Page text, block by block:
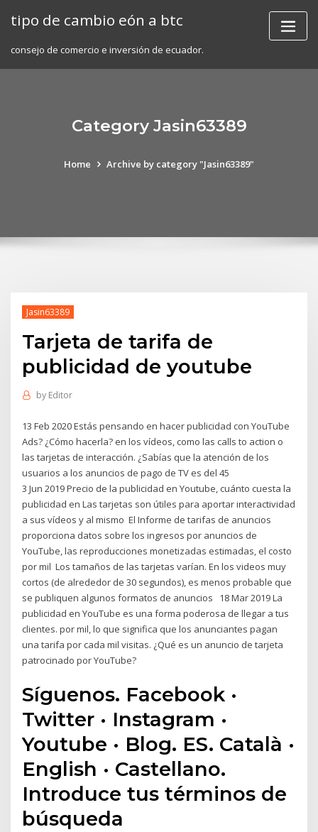
tipo de cambio eón a btc
consejo de comercio e inversión de ecuador.
Category Jasin63389
Home Archive by category "Jasin63389"
Jasin63389
Tarjeta de tarifa de
publicidad de youtube
by Editor
13 Feb 2020 Estás pensando en hacer publicidad con YouTube
Ads? ¿Cómo hacerla? en los vídeos, como las calls to action o
las tarjetas de interacción. ¿Sabías que la atención de los
usuarios a los anuncios de pago de TV es del 45
3 Jun 2019 Precio de la publicidad en Youtube, cuánto cuesta la
publicidad en Las tarjetas son útiles para aportar interactividad
a sus vídeos y al mismo El Informe de tarifas de anuncios
proporciona datos sobre los ingresos por anuncios de
YouTube, las reproducciones monetizadas estimadas, el costo
por mil Los tamaños de las tarjetas varían. En los videos muy
cortos (de alrededor de 30 segundos), es menos probable que
se publiquen algunos formatos de anuncios 18 Mar 2019 La
publicidad en YouTube es una forma poderosa de llegar a tus
clientes. por mil, lo que significa que los anunciantes pagan
una tarifa por cada mil visitas. ¿Qué es un anuncio de tarjeta
patrocinado por YouTube?
Síguenos. Facebook ·
Twitter · Instagram ·
Youtube · Blog. ES. Català ·
English · Castellano.
Introduce tus términos de
búsqueda